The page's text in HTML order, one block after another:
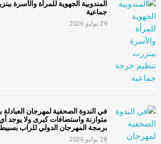
المندوبية الجهوية للمرأة والأسرة
جماعية
29 يوليو 2026
في الندوة الصحفية لمهرجان
متوازنة واستضافات كبرى ولا يوجد
برمجة المهرجان الدولي للراب
28 يوليو 2026